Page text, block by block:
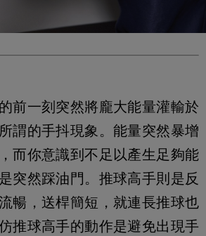
前一刻突然將龐大能量灌輸於
謂的手抖現象。能量突然暴增
而你意識到不足以產生足夠能
突然踩油門。推球高手則是反
暢，送桿簡短，就連長推球也
推球高手的動作是避免出現手